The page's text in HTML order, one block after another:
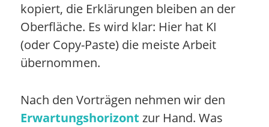
kopiert, die Erklärungen bleiben an der
Oberfläche. Es wird klar: Hier hat KI
(oder Copy-Paste) die meiste Arbeit
übernommen.
Nach den Vorträgen nehmen wir den
Erwartungshorizont zur Hand. Was